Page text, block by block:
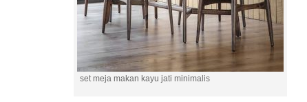
set meja makan kayu jati minimalis